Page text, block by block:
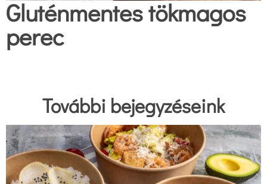
Gluténmentes tökmagos
perec
További bejegyzéseink